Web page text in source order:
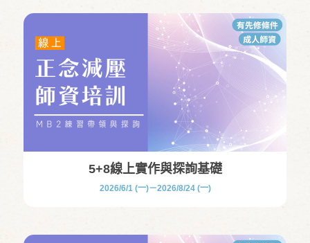
5+8線上實作與探詢基礎
2026/6/1 (一)－2026/8/24 (一)